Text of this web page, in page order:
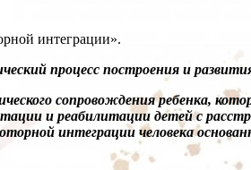
интеграции».
процесс построения и
сопровождения ребенка,
и реабилитации детей с
интеграции человека